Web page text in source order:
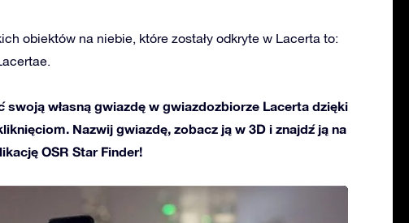
obiektów na niebie, które zostały odkryte w Lacerta to:
swoją własną gwiazdę w gwiazdozbiorze Lacerta dzięki
Nazwij gwiazdę, zobacz ją w 3D i znajdź ją na
OSR Star Finder!